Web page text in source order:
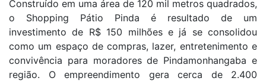
Construído em uma área de 120 mil metros quadrados,
o Shopping Pátio Pinda é resultado de um
investimento de R$ 150 milhões e já se consolidou
como um espaço de compras, lazer, entretenimento e
convivência para moradores de Pindamonhangaba e
região. O empreendimento gera cerca de 2.400